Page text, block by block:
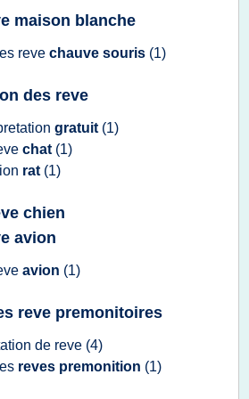
maison blanche
reve chauve souris (1)
des reve
gratuit (1)
chat (1)
rat (1)
chien
avion
avion (1)
reve premonitoires
de reve (4)
reves premonition (1)